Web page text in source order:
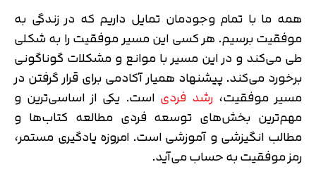
همه ما با تمام وجودمان تمایل داریم که در زندگی به
موفقیت برسیم. هر کسی این مسیر موفقیت را به شکلی
طی می‌کند و در این مسیر با موانع و مشکلات گوناگونی
برخورد می‌کند. پیشنهاد همیار آکادمی برای قرار گرفتن در
مسیر موفقیت،رشد فردی است. یکی از اساسی‌ترین و
مهم‌ترین بخش‌های توسعه فردی مطالعه کتاب‌ها و
مطالب انگیزشی و آموزشی است. امروزه یادگیری مستمر،
رمز موفقیت به حساب می‌آید.